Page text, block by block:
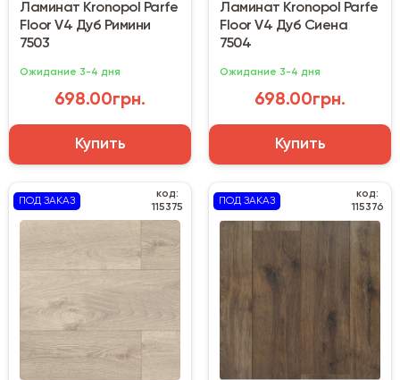
Ламинат Kronopol Parfe
Floor V4 Дуб Римини
7503
Ожидание 3-4 дня
698.00грн.
Купить
Ламинат Kronopol Parfe
Floor V4 Дуб Сиена
7504
Ожидание 3-4 дня
698.00грн.
Купить
ПОД ЗАКАЗ
код:
115375
ПОД ЗАКАЗ
код:
115376